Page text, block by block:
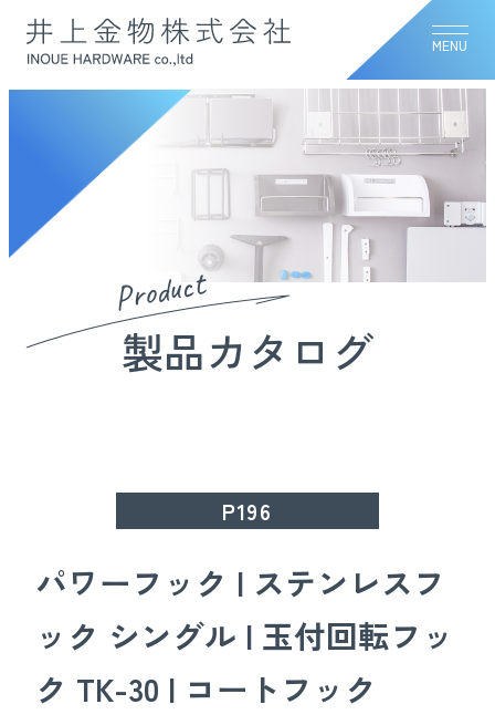
MENU
Product
製品カタログ
P196
パワーフック | ステンレスフ
ック シングル | 玉付回転フッ
ク TK-30 | コートフック